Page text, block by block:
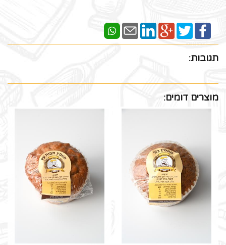
תגובות:
מוצרים דומים: